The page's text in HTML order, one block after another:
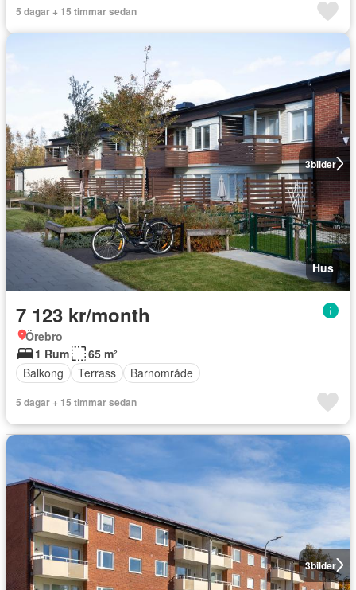
5 dagar + 15 timmar sedan
3bilder
Hus
7 123 kr/month
Örebro
1 Rum
65 m²
Balkong
Terrass Barnområde
5 dagar + 15 timmar sedan
3bilder